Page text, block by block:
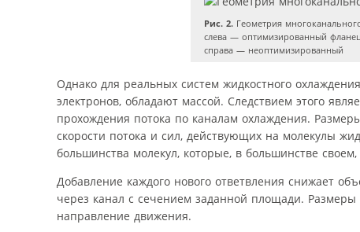
Рис. 2. Геометрия
слева — оптимизированный
справа — неоптимизированный
Однако для реальных систем жидкостного
электронов, обладают массой. Следствием этого
прохождения потока по каналам охлаждения.
скорости потока и сил, действующих на молекулы
большинства молекул, которые, в большинстве
Добавление каждого нового ответвления снижает
через канал с сечением заданной площади. Размеры
направление движения.